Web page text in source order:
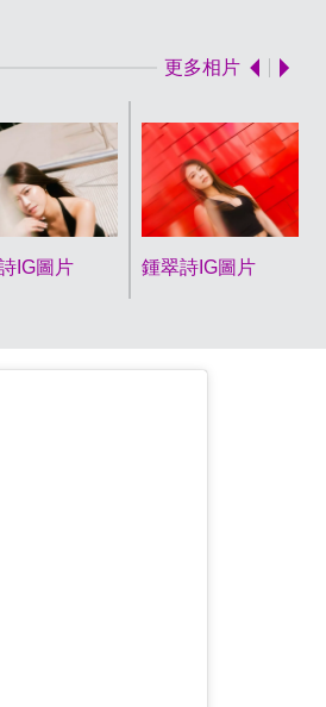
更多相片
IG圖片 鍾翠詩IG圖片